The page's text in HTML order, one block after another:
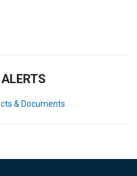
& Documents